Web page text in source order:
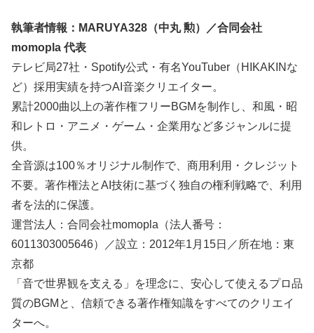
執筆者情報：MARUYA328（中丸 勲）／合同会社
momopla 代表
テレビ局27社・Spotify公式・有名YouTuber（HIKAKINな
ど）採用実績を持つAI音楽クリエイター。
累計2000曲以上の著作権フリーBGMを制作し、和風・昭
和レトロ・アニメ・ゲーム・企業用など多ジャンルに提
供。
全音源は100％オリジナル制作で、商用利用・クレジット
不要。著作権法とAI技術に基づく独自の権利戦略で、利用
者を法的に保護。
運営法人：合同会社momopla（法人番号：
6011303005646）／設立：2012年1月15日／所在地：東
京都
「音で世界観を支える」を理念に、安心して使えるプロ品
質のBGMと、信頼できる著作権知識をすべてのクリエイ
ターへ。